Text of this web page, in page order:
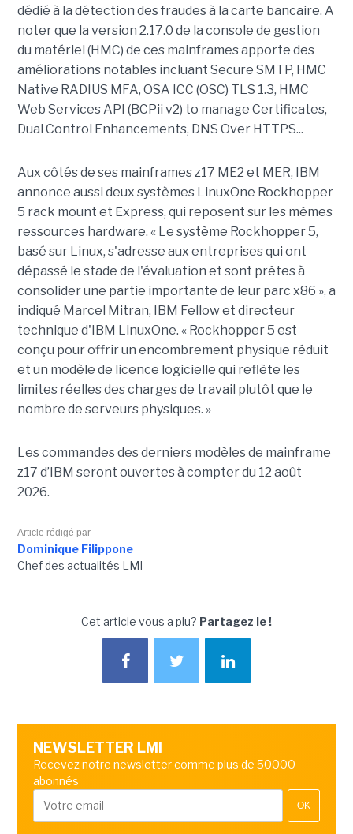
dédié à la détection des fraudes à la carte bancaire. A
noter que la version 2.17.0 de la console de gestion
du matériel (HMC) de ces mainframes apporte des
améliorations notables incluant Secure SMTP, HMC
Native RADIUS MFA, OSA ICC (OSC) TLS 1.3, HMC
Web Services API (BCPii v2) to manage Certificates,
Dual Control Enhancements, DNS Over HTTPS...
Aux côtés de ses mainframes z17 ME2 et MER, IBM
annonce aussi deux systèmes LinuxOne Rockhopper
5 rack mount et Express, qui reposent sur les mêmes
ressources hardware. « Le système Rockhopper 5,
basé sur Linux, s'adresse aux entreprises qui ont
dépassé le stade de l'évaluation et sont prêtes à
consolider une partie importante de leur parc x86 », a
indiqué Marcel Mitran, IBM Fellow et directeur
technique d'IBM LinuxOne. « Rockhopper 5 est
conçu pour offrir un encombrement physique réduit
et un modèle de licence logicielle qui reflète les
limites réelles des charges de travail plutôt que le
nombre de serveurs physiques. »
Les commandes des derniers modèles de mainframe
z17 d’IBM seront ouvertes à compter du 12 août
2026.
Article rédigé par
Dominique Filippone
Chef des actualités LMI
Cet article vous a plu? Partagez le !
NEWSLETTER LMI
Recevez notre newsletter comme plus de 50000
abonnés
OK